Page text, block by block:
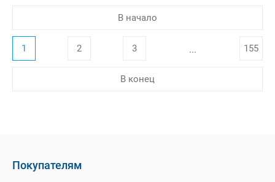
В начало
1 2 3 ... 155
В конец
Покупателям